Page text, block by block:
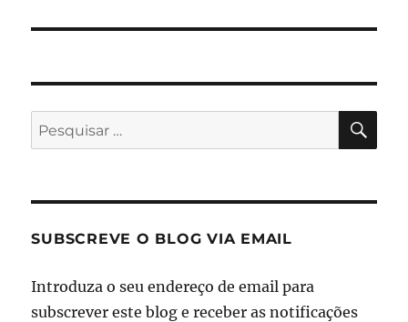
Pesquisar
por:
SUBSCREVE O BLOG VIA EMAIL
Introduza o seu endereço de email para
subscrever este blog e receber as notificações